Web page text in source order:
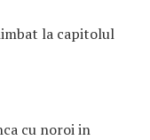
la capitolul
cu noroi in